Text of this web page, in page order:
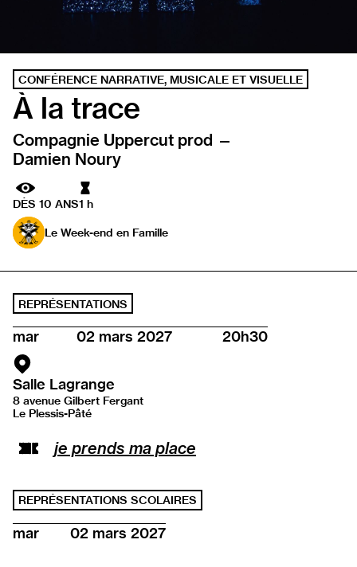
CONFÉRENCE NARRATIVE, MUSICALE ET VISUELLE
À la trace
Compagnie Uppercut prod —
Damien Noury
DÈS 10 ANSDurée
1 h
Le Week-end en Famille
REPRÉSENTATIONS
mar 02 mars 2027 20h30
Salle Lagrange
8 avenue Gilbert Fergant
Le Plessis-Pâté
je prends ma place
REPRÉSENTATIONS SCOLAIRES
mar 02 mars 2027